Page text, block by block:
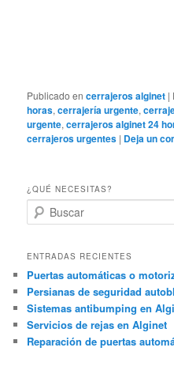
Publicado en cerrajeros alginet |
horas,cerrajería urgente,
urgente,cerrajeros alginet 24
cerrajeros urgentes | Deja un
¿QUÉ NECESITAS?
u
c
r
ENTRADAS RECIENTES
Puertas automáticas o
Persianas de seguridad
Sistemas antibumping en
Servicios de rejas en Alginet
Reparación de puertas